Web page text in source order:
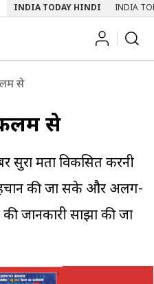
INDIA TODAY HINDI INDIA
से
कलम से
क्षमता विकसित करनी
की जा सके और अलग-
की जानकारी साझा की जा